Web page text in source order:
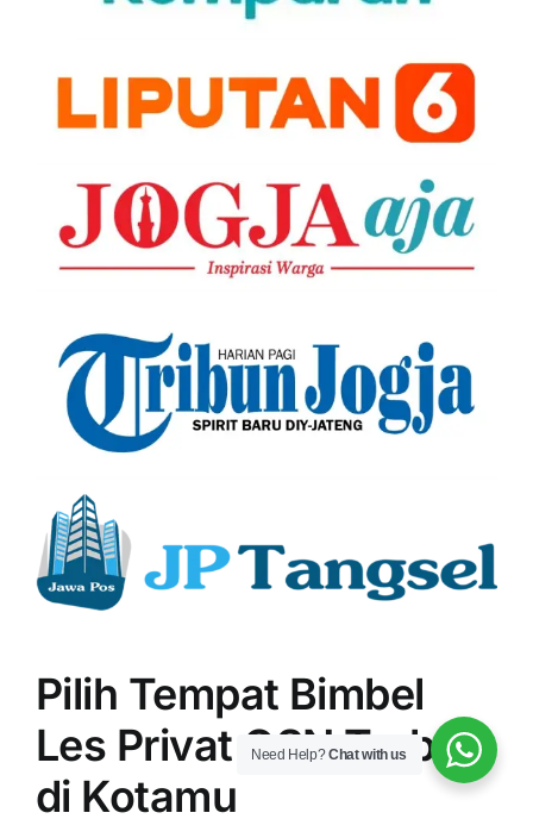
Pilih Tempat Bimbel
Les Privat OSN Terbaik
di Kotamu
Need Help?Chat with us